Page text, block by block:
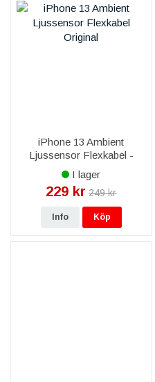
iPhone 13 Ambient
Ljussensor Flexkabel -
Svart
I lager
229 kr 249 kr
Info Köp